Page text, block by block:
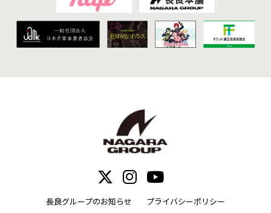
長良グループのお知らせ プライバシーポリシー